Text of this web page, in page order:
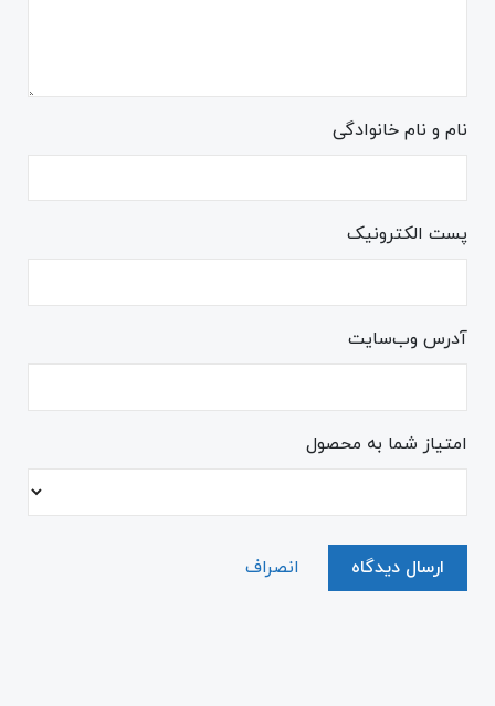
نام و نام خانوادگی
پست الکترونیک
آدرس وب‌سایت
امتیاز شما به محصول
ارسال دیدگاه انصراف